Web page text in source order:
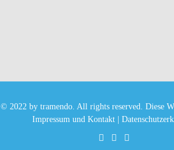
© 2022 by tramendo. All rights reserved. Diese
Impressum und Kontakt|